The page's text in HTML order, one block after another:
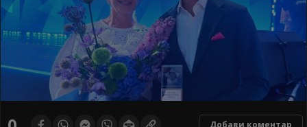
Добави коментар